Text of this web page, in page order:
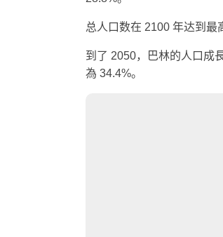
总人口数在 2100 年达到最
到了 2050，巴林的人口成
為 34.4%。